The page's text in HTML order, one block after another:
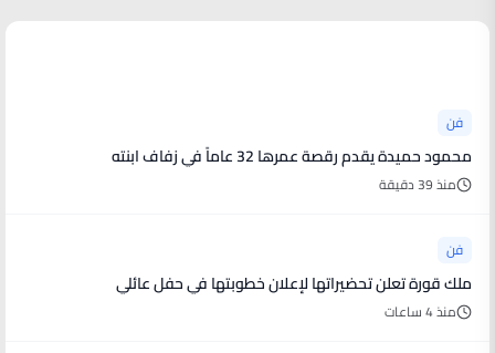
فن
محمود حميدة يقدم رقصة عمرها 32 عاماً في زفاف ابنته
منذ 39 دقيقة
فن
ملك قورة تعلن تحضيراتها لإعلان خطوبتها في حفل عائلي
منذ 4 ساعات